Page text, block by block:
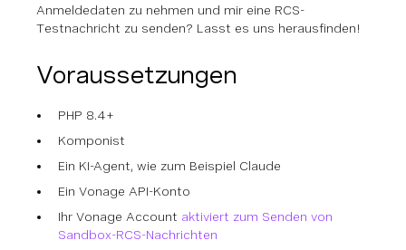
Anmeldedaten zu nehmen und mir eine RCS-
Testnachricht zu senden? Lasst es uns herausfinden!
Voraussetzungen
PHP 8.4+
Komponist
Ein KI-Agent, wie zum Beispiel Claude
Ein Vonage API-Konto
Ihr Vonage Account aktiviert zum Senden von
Sandbox-RCS-Nachrichten